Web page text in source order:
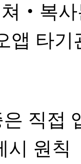
‧복사
앱 타기
직접
시 원칙